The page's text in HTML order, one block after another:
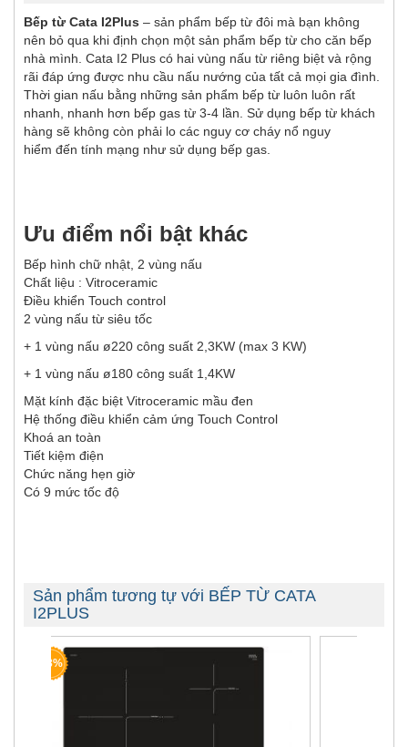
Bếp từ Cata I2Plus – sản phẩm bếp từ đôi mà bạn không
nên bỏ qua khi định chọn một sản phẩm bếp từ cho căn bếp
nhà mình. Cata I2 Plus có hai vùng nấu từ riêng biệt và rộng
rãi đáp ứng được nhu cầu nấu nướng của tất cả mọi gia đình.
Thời gian nấu bằng những sản phẩm bếp từ luôn luôn rất
nhanh, nhanh hơn bếp gas từ 3-4 lần. Sử dụng bếp từ khách
hàng sẽ không còn phải lo các nguy cơ cháy nổ nguy
hiểm đến tính mạng như sử dụng bếp gas.
Ưu điểm nổi bật khác
Bếp hình chữ nhật, 2 vùng nấu
Chất liệu : Vitroceramic
Điều khiển Touch control
2 vùng nấu từ siêu tốc
+ 1 vùng nấu ø220 công suất 2,3KW (max 3 KW)
+ 1 vùng nấu ø180 công suất 1,4KW
Mặt kính đặc biệt Vitroceramic mầu đen
Hệ thống điều khiển cảm ứng Touch Control
Khoá an toàn
Tiết kiệm điện
Chức năng hẹn giờ
Có 9 mức tốc độ
Sản phẩm tương tự với BẾP TỪ CATA
I2PLUS